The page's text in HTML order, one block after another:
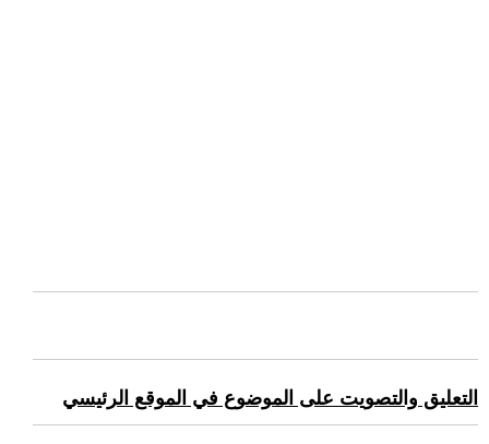
التعليق والتصويت على الموضوع في الموقع الرئيسي